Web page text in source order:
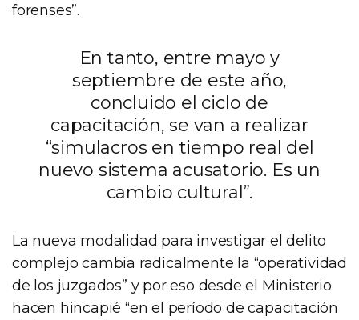
forenses”.
En tanto, entre mayo y
septiembre de este año,
concluido el ciclo de
capacitación, se van a realizar
“simulacros en tiempo real del
nuevo sistema acusatorio. Es un
cambio cultural”.
La nueva modalidad para investigar el delito
complejo cambia radicalmente la “operatividad
de los juzgados” y por eso desde el Ministerio
hacen hincapié “en el período de capacitación